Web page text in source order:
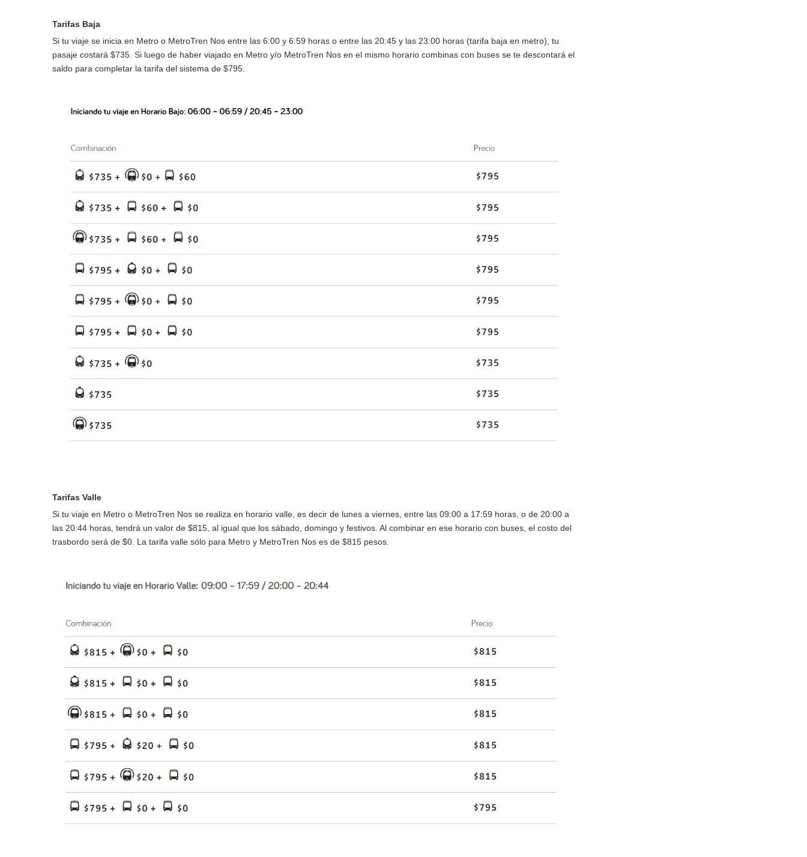
Tarifas Baja
Si tu viaje se inicia en Metro o MetroTren Nos entre las 6:00 y 6:59 horas o entre las 20:45 y las 23:00 horas (tarifa baja en metro), tu
pasaje costará $735. Si luego de haber viajado en Metro y/o MetroTren Nos en el mismo horario combinas con buses se te descontará el
saldo para completar la tarifa del sistema de $795.
Tarifas Valle
Si tu viaje en Metro o MetroTren Nos se realiza en horario valle, es decir de lunes a viernes, entre las 09:00 a 17:59 horas, o de 20:00 a
las 20:44 horas, tendrá un valor de $815, al igual que los sábado, domingo y festivos. Al combinar en ese horario con buses, el costo del
trasbordo será de $0. La tarifa valle sólo para Metro y MetroTren Nos es de $815 pesos.